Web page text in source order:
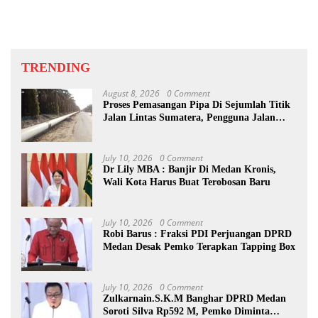
TRENDING
August 8, 2026 0 Comment
Proses Pemasangan Pipa Di Sejumlah Titik
Jalan Lintas Sumatera, Pengguna Jalan
July 10, 2026 0 Comment
Dr Lily MBA : Banjir Di Medan Kronis,
Wali Kota Harus Buat Terobosan Baru
July 10, 2026 0 Comment
Robi Barus : Fraksi PDI Perjuangan DPRD
Medan Desak Pemko Terapkan Tapping Box
July 10, 2026 0 Comment
Zulkarnain.S.K.M Banghar DPRD Medan
Soroti Silva Rp592 M, Pemko Diminta